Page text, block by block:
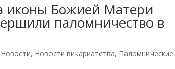
иконы Божией Матери
паломничество в
Новости, Новости викариатства, Паломнические